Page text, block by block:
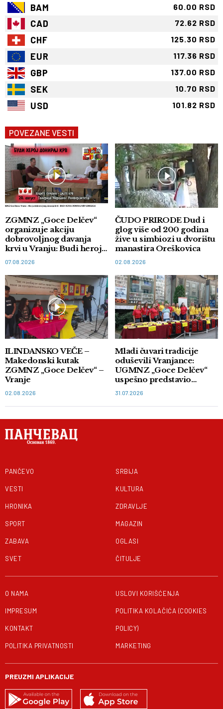
BAM 60.00 RSD
CAD 72.62 RSD
CHF 125.30 RSD
EUR 117.36 RSD
GBP 137.00 RSD
SEK 10.70 RSD
USD 101.82 RSD
POVEZANE VESTI
ZGMNZ „Goce Delčev“
organizuje akciju
dobrovoljnog davanja
krvi u Vranju: Budi heroj,
doniraj krv
07.08.2026
ČUDO PRIRODE Dud i
glog više od 200 godina
žive u simbiozi u dvorištu
manastira Oreškovica
02.08.2026
ILINDANSKO VEČE –
Makedonski kutak
ZGMNZ „Goce Delčev“ –
Vranje
02.08.2026
Mladi čuvari tradicije
oduševili Vranjance:
UGMNZ „Goce Delčev“
uspešno predstavio
autentične ukuse juga
31.07.2026
PANČEVO
VESTI
HRONIKA
SPORT
ZABAVA
SVET
SRBIJA
KULTURA
ZDRAVLJE
MAGAZIN
OGLASI
ČITULJE
O NAMA
IMPRESUM
KONTAKT
POLITIKA PRIVATNOSTI
USLOVI KORIŠĆENJA
POLITIKA KOLAČIĆA (COOKIES
POLICY)
MARKETING
PREUZMI APLIKACIJE